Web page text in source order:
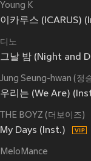
Young K
이카루스 (ICARUS)
디노
그날 밤 (Night and
Jung Seung-hwan (정
우리는 (We Are)
THE BOYZ (더보이즈)
My Days (Inst.)
MeloMance